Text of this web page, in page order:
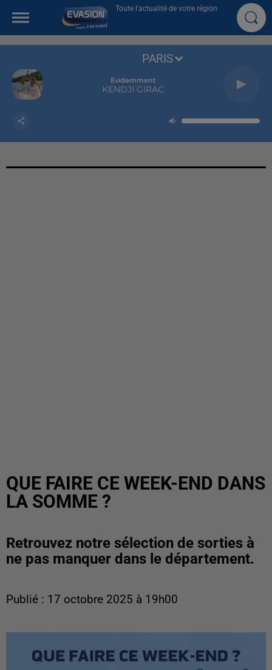
Toute l'actualité de votre région
Evidemment
KENDJI GIRAC
PARIS
QUE FAIRE CE WEEK-END DANS
LA SOMME ?
Retrouvez notre sélection de sorties à
ne pas manquer dans le département.
Publié : 17 octobre 2025 à 19h00